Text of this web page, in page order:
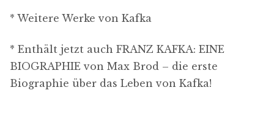
* Weitere Werke von Kafka
* Enthält jetzt auch FRANZ KAFKA: EINE
BIOGRAPHIE von Max Brod – die erste
Biographie über das Leben von Kafka!